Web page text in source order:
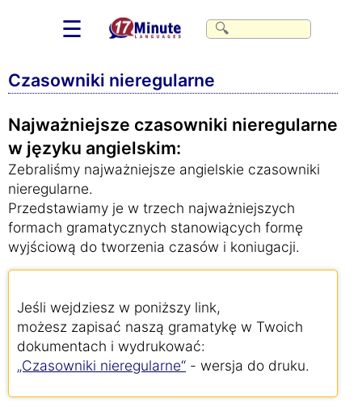
☰
Czasowniki nieregularne
Najważniejsze czasowniki nieregularne
w języku angielskim:
Zebraliśmy najważniejsze angielskie czasowniki
nieregularne.
Przedstawiamy je w trzech najważniejszych
formach gramatycznych stanowiących formę
wyjściową do tworzenia czasów i koniugacji.
Jeśli wejdziesz w poniższy link,
możesz zapisać naszą gramatykę w Twoich
dokumentach i wydrukować:
„Czasowniki nieregularne“ - wersja do druku.